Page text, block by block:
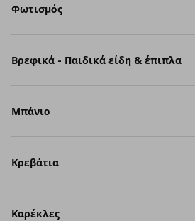
Φωτισμός
Βρεφικά - Παιδικά είδη & έπιπλα
Μπάνιο
Κρεβάτια
Καρέκλες